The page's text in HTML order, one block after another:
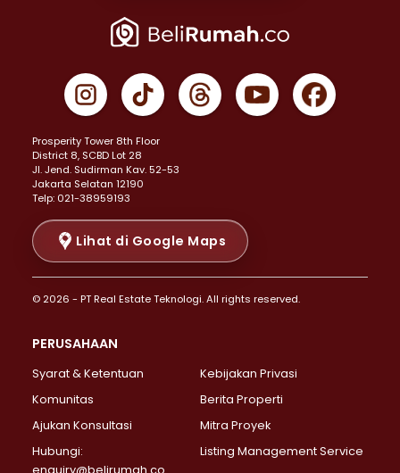
Properti Dijual di Jakarta Pusat >
Properti Dijual di Gambir >
Properti Dijual di Johar Baru >
Properti Dijual di Menteng >
Properti Dijual di Senen >
Properti Dijual di Tanah Abang >
Properti Dijual di Cikini >
Properti Dijual di Kramat >
Properti Dijual di Pasar Baru >
Properti Dijual di Bendungan Hilir >
Properti Dijual di Jakarta Selatan >
Properti Dijual di Lebak Bulus >
Properti Dijual di Gandaria Selatan >
Properti Dijual di Pondok Labu >
Properti Dijual di Lenteng Agung >
Prosperity Tower 8th Floor
District 8, SCBD Lot 28
JI. Jend. Sudirman Kav. 52-53
Jakarta Selatan 12190
Telp: 021-38959193
Lihat di Google Maps
© 2026 - PT Real Estate Teknologi. All rights reserved.
PERUSAHAAN
Syarat & Ketentuan
Kebijakan Privasi
Komunitas
Berita Properti
Ajukan Konsultasi
Mitra Proyek
Hubungi:
enquiry@belirumah.co
Listing Management Service